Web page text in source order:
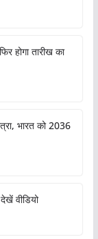
होगा तारीख का
भारत को 2036
वीडियो